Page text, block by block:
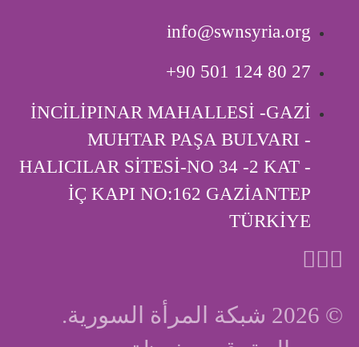
info@swnsyria.org
‎+90 501 124 80 27
İNCİLİPINAR MAHALLESİ -GAZİ
MUHTAR PAŞA BULVARI -
HALICILAR SİTESİ-NO 34 -2 KAT -
İÇ KAPI ‎NO:162 GAZİANTEP
TÜRKİYE
© 2026 شبكة المرأة السورية.